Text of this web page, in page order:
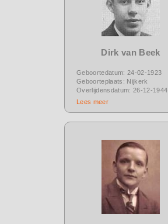
Dirk van Beek
Geboortedatum: 24-02-1923
Geboorteplaats: Nijkerk
Overlijdensdatum: 26-12-1944
Lees meer